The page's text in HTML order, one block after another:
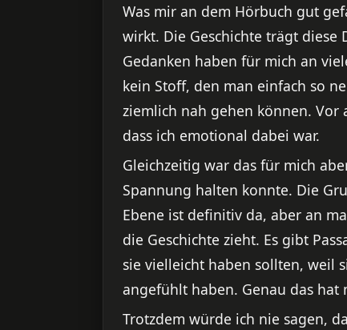
Was mir an dem Hörbuch gut
wirkt. Die Geschichte trägt diese
Gedanken haben für mich an
kein Stoff, den man einfach so
ziemlich nah gehen können. Vor
dass ich emotional dabei war.
Gleichzeitig war das für mich
Spannung halten konnte. Die
Ebene ist definitiv da, aber an
die Geschichte zieht. Es gibt
sie vielleicht haben sollten, weil
angefühlt haben. Genau das
Trotzdem würde ich nie sagen,